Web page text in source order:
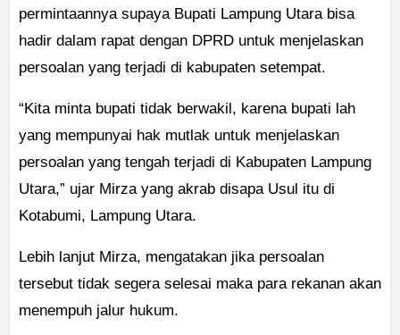
permintaannya supaya Bupati Lampung Utara bisa
hadir dalam rapat dengan DPRD untuk menjelaskan
persoalan yang terjadi di kabupaten setempat.
“Kita minta bupati tidak berwakil, karena bupati lah
yang mempunyai hak mutlak untuk menjelaskan
persoalan yang tengah terjadi di Kabupaten Lampung
Utara,” ujar Mirza yang akrab disapa Usul itu di
Kotabumi, Lampung Utara.
Lebih lanjut Mirza, mengatakan jika persoalan
tersebut tidak segera selesai maka para rekanan akan
menempuh jalur hukum.